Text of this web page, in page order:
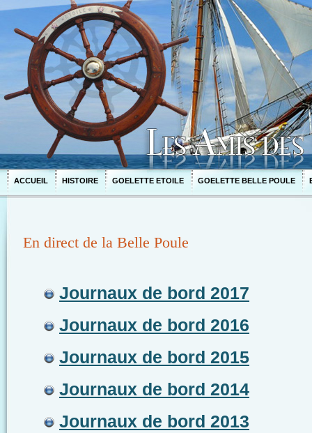
ACCUEIL HISTOIRE GOELETTE ETOILE GOELETTE BELLE POULE
En direct de la Belle Poule
Journaux de bord 2017
Journaux de bord 2016
Journaux de bord 2015
Journaux de bord 2014
Journaux de bord 2013